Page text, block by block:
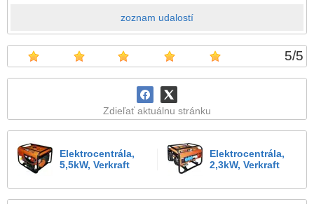
zoznam udalostí
5/5
Zdieľať aktuálnu stránku
Elektrocentrála,
5,5kW, Verkraft
Elektrocentrála,
2,3kW, Verkraft